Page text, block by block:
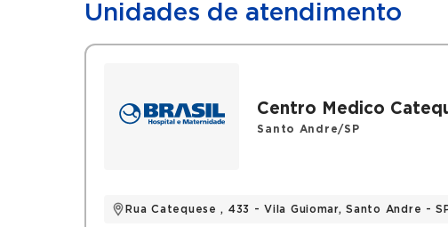
Unidades de atendimento
Centro Medico
Santo Andre/SP
Rua Catequese , 433 - Vila Guiomar, Santo Andre -